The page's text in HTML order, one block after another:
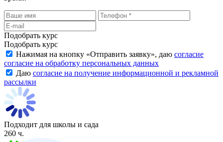
Подобрать курс
Подобрать курс
Нажимая на кнопку «Отправить заявку», даю согласие
согласие на обработку персональных данных
Даю согласие на получение информационной и рекламной
рассылки
Подходит для школы и сада
260 ч.